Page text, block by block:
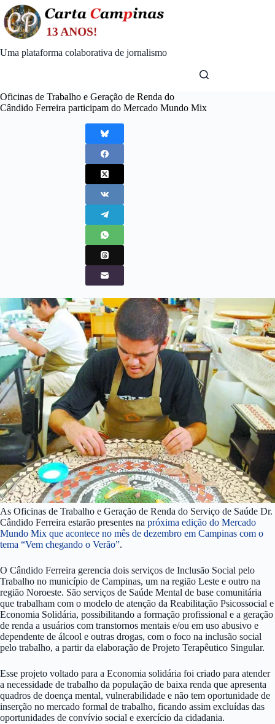
Skip
to
content
Uma plataforma colaborativa de jornalismo
Oficinas de Trabalho e Geração de Renda do
Cândido Ferreira participam do Mercado Mundo Mix
As Oficinas de Trabalho e Geração de Renda do Serviço de Saúde Dr.
Cândido Ferreira estarão presentes na próxima edição do Mercado
Mundo Mix que acontece no mês de dezembro em Campinas com o
tema “Vem chegando o Verão”.
O Cândido Ferreira gerencia dois serviços de Inclusão Social pelo
Trabalho no município de Campinas, um na região Leste e outro na
região Noroeste. São serviços de Saúde Mental de base comunitária
que trabalham com o modelo de atenção da Reabilitação Psicossocial e
Economia Solidária, possibilitando a formação profissional e a geração
de renda a usuários com transtornos mentais e/ou em uso abusivo e
dependente de álcool e outras drogas, com o foco na inclusão social
pelo trabalho, a partir da elaboração de Projeto Terapêutico Singular.
Esse projeto voltado para a Economia solidária foi criado para atender
a necessidade de trabalho da população de baixa renda que apresenta
quadros de doença mental, vulnerabilidade e não tem oportunidade de
inserção no mercado formal de trabalho, ficando assim excluídas das
oportunidades de convívio social e exercício da cidadania.